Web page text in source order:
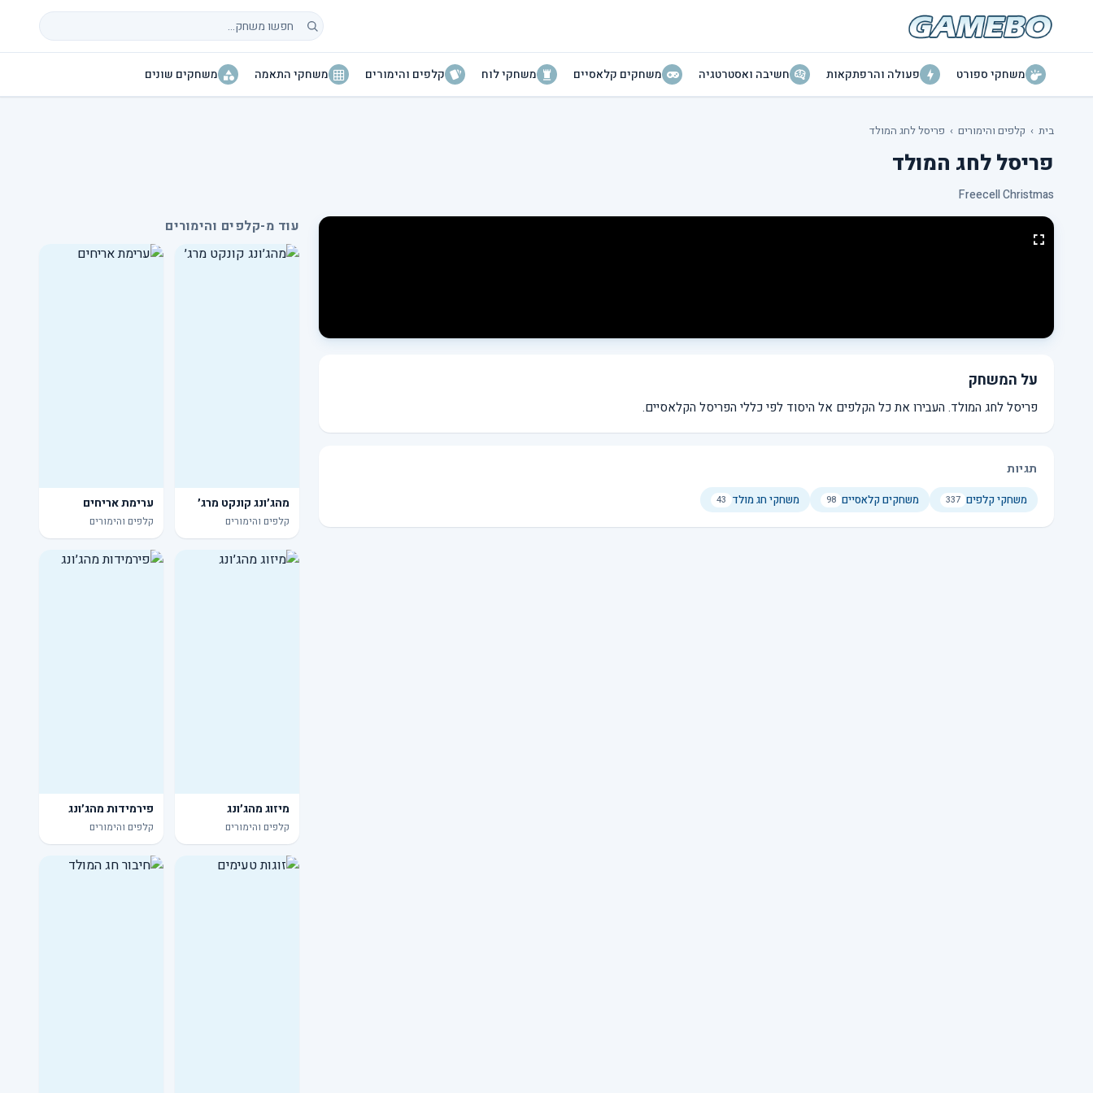
חיפוש משחקים
משחקי ספורט פעולה והרפתקאות חשיבה ואסטרטגיה משחקים קלאסיים משחקי לוח קלפים והימורים משחקי התאמה משחקים שונים
בית › קלפים והימורים › פריסל לחג המולד
פריסל לחג המולד
Freecell Christmas
על המשחק
פריסל לחג המולד. העבירו את כל הקלפים אל היסוד לפי כללי הפריסל הקלאסיים.
תגיות
משחקי קלפים 337 משחקים קלאסיים 98 משחקי חג מולד 43
עוד מ-קלפים והימורים
מהג׳ונג קונקט מרג׳
קלפים והימורים
ערימת אריחים
קלפים והימורים
מיזוג מהג׳ונג
קלפים והימורים
פירמידות מהג׳ונג
קלפים והימורים